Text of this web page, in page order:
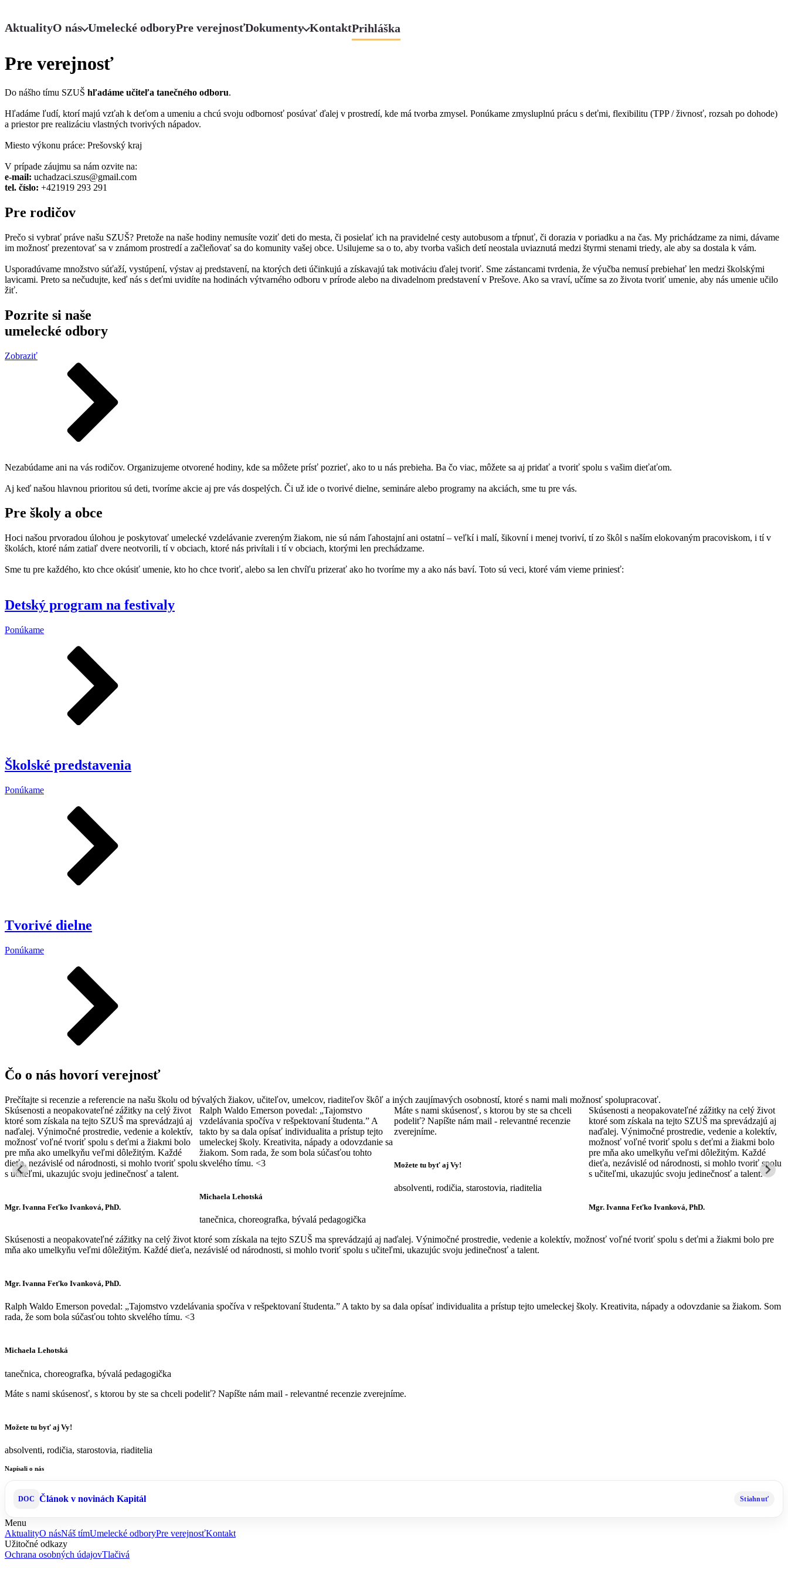
AktualityO nás Umelecké odboryPre verejnosťDokumenty KontaktPrihláška
Pre verejnosť
Do nášho tímu SZUŠ hľadáme učiteľa tanečného odboru.
Hľadáme ľudí, ktorí majú vzťah k deťom a umeniu a chcú svoju odbornosť posúvať ďalej v prostredí, kde má tvorba zmysel. Ponúkame zmysluplnú prácu s deťmi, flexibilitu (TPP / živnosť, rozsah po dohode)
a priestor pre realizáciu vlastných tvorivých nápadov.
Miesto výkonu práce: Prešovský kraj
V prípade záujmu sa nám ozvite na:
e-mail: uchadzaci.szus@gmail.com
tel. číslo: +421919 293 291
Pre rodičov
Prečo si vybrať práve našu SZUŠ? Pretože na naše hodiny nemusíte voziť deti do mesta, či posielať ich na pravidelné cesty autobusom a tŕpnuť, či dorazia v poriadku a na čas. My prichádzame za nimi, dávame
im možnosť prezentovať sa v známom prostredí a začleňovať sa do komunity vašej obce. Usilujeme sa o to, aby tvorba vašich detí neostala uviaznutá medzi štyrmi stenami triedy, ale aby sa dostala k vám.
Usporadúvame množstvo súťaží, vystúpení, výstav aj predstavení, na ktorých deti účinkujú a získavajú tak motiváciu ďalej tvoriť. Sme zástancami tvrdenia, že výučba nemusí prebiehať len medzi školskými
lavicami. Preto sa nečudujte, keď nás s deťmi uvidíte na hodinách výtvarného odboru v prírode alebo na divadelnom predstavení v Prešove. Ako sa vraví, učíme sa zo života tvoriť umenie, aby nás umenie učilo
žiť.
Pozrite si naše
umelecké odbory
Zobraziť
Nezabúdame ani na vás rodičov. Organizujeme otvorené hodiny, kde sa môžete prísť pozrieť, ako to u nás prebieha. Ba čo viac, môžete sa aj pridať a tvoriť spolu s vašim dieťaťom.
Aj keď našou hlavnou prioritou sú deti, tvoríme akcie aj pre vás dospelých. Či už ide o tvorivé dielne, semináre alebo programy na akciách, sme tu pre vás.
Pre školy a obce
Hoci našou prvoradou úlohou je poskytovať umelecké vzdelávanie zvereným žiakom, nie sú nám ľahostajní ani ostatní – veľkí i malí, šikovní i menej tvoriví, tí zo škôl s naším elokovaným pracoviskom, i tí v
školách, ktoré nám zatiaľ dvere neotvorili, tí v obciach, ktoré nás privítali i tí v obciach, ktorými len prechádzame.
Sme tu pre každého, kto chce okúsiť umenie, kto ho chce tvoriť, alebo sa len chvíľu prizerať ako ho tvoríme my a ako nás baví. Toto sú veci, ktoré vám vieme priniesť:
Detský program na festivaly
Ponúkame
Školské predstavenia
Ponúkame
Tvorivé dielne
Ponúkame
Čo o nás hovorí verejnosť
Prečítajte si recenzie a referencie na našu školu od bývalých žiakov, učiteľov, umelcov, riaditeľov škôľ a iných zaujímavých osobností, ktoré s nami mali možnosť spolupracovať.
Skúsenosti a neopakovateľné zážitky na celý život
ktoré som získala na tejto SZUŠ ma sprevádzajú aj
naďalej. Výnimočné prostredie, vedenie a kolektív,
možnosť voľné tvoriť spolu s deťmi a žiakmi bolo
pre mňa ako umelkyňu veľmi dôležitým. Každé
dieťa, nezávislé od národnosti, si mohlo tvoriť spolu
s učiteľmi, ukazujúc svoju jedinečnosť a talent.
Mgr. Ivanna Feťko Ivanková, PhD.
Ralph Waldo Emerson povedal: „Tajomstvo
vzdelávania spočíva v rešpektovaní študenta.” A
takto by sa dala opísať individualita a prístup tejto
umeleckej školy. Kreativita, nápady a odovzdanie sa
žiakom. Som rada, že som bola súčasťou tohto
skvelého tímu. <3
Michaela Lehotská
tanečnica, choreografka, bývalá pedagogička
Máte s nami skúsenosť, s ktorou by ste sa chceli
podeliť? Napíšte nám mail - relevantné recenzie
zverejníme.
Možete tu byť aj Vy!
absolventi, rodičia, starostovia, riaditelia
Skúsenosti a neopakovateľné zážitky na celý život
ktoré som získala na tejto SZUŠ ma sprevádzajú aj
naďalej. Výnimočné prostredie, vedenie a kolektív,
možnosť voľné tvoriť spolu s deťmi a žiakmi bolo
pre mňa ako umelkyňu veľmi dôležitým. Každé
dieťa, nezávislé od národnosti, si mohlo tvoriť spolu
s učiteľmi, ukazujúc svoju jedinečnosť a talent.
Mgr. Ivanna Feťko Ivanková, PhD.
Skúsenosti a neopakovateľné zážitky na celý život ktoré som získala na tejto SZUŠ ma sprevádzajú aj naďalej. Výnimočné prostredie, vedenie a kolektív, možnosť voľné tvoriť spolu s deťmi a žiakmi bolo pre
mňa ako umelkyňu veľmi dôležitým. Každé dieťa, nezávislé od národnosti, si mohlo tvoriť spolu s učiteľmi, ukazujúc svoju jedinečnosť a talent.
Mgr. Ivanna Feťko Ivanková, PhD.
Ralph Waldo Emerson povedal: „Tajomstvo vzdelávania spočíva v rešpektovaní študenta.” A takto by sa dala opísať individualita a prístup tejto umeleckej školy. Kreativita, nápady a odovzdanie sa žiakom. Som
rada, že som bola súčasťou tohto skvelého tímu. <3
Michaela Lehotská
tanečnica, choreografka, bývalá pedagogička
Máte s nami skúsenosť, s ktorou by ste sa chceli podeliť? Napíšte nám mail - relevantné recenzie zverejníme.
Možete tu byť aj Vy!
absolventi, rodičia, starostovia, riaditelia
Napísali o nás
Článok v novinách Kapitál
Menu
AktualityO násNáš tímUmelecké odboryPre verejnosťKontakt
Užitočné odkazy
Ochrana osobných údajovTlačivá